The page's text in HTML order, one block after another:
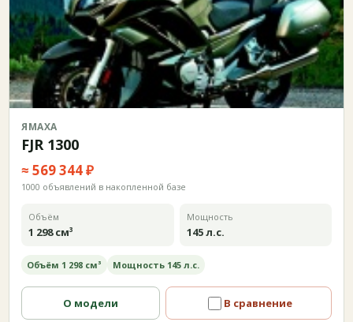
ЯМАХА
FJR 1300
≈ 569 344 ₽
1000 объявлений в накопленной базе
Объём
1 298 см³
Мощность
145 л.с.
Объём 1 298 см³ Мощность 145 л.с.
О модели В сравнение